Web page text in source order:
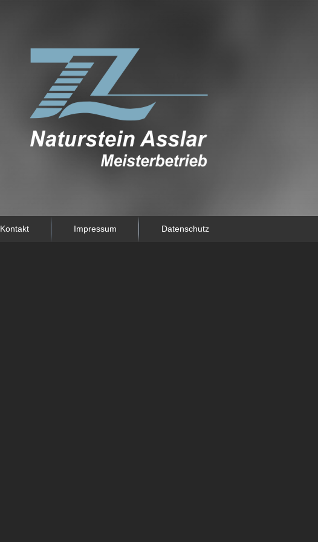
Kontakt Impressum Datenschutz